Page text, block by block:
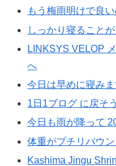
もう梅雨明けで良
しっかり寝ること
LINKSYS VELOP
へ
今日は早めに寝み
1日1ブログ に戻そ
今日も雨が降って
体重がプチリバウ
Kashima Jingu